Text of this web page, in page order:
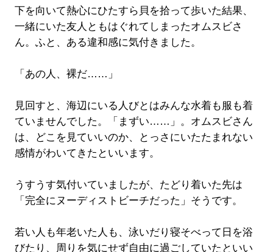
下を向いて熱心にひたすら貝を拾って歩いた結果、
一緒にいた友人ともはぐれてしまったオムスビさ
ん。ふと、ある違和感に気付きました。
「あの人、裸だ……」
見回すと、海辺にいる人びとはみんな水着も服も着
ていませんでした。「まずい……」。オムスビさん
は、どこを見ていいのか、とっさにいたたまれない
感情がわいてきたといいます。
うすうす気付いていましたが、たどり着いた先は
「完全にヌーディストビーチだった」そうです。
若い人も年老いた人も、泳いだり寝そべって日を浴
びたり、周りを気にせず自由に過ごしていたといい